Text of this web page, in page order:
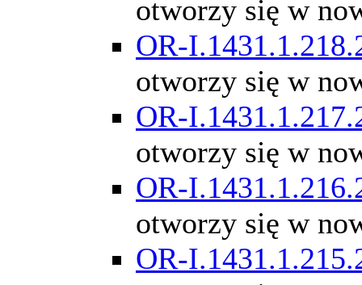
otworzy się w
OR-
otworzy się w
OR-
otworzy się w
OR-
otworzy się w
OR-